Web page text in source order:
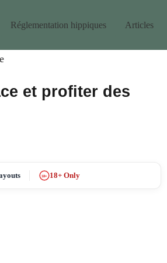
Réglementation hippiques Articles
et profiter des
18+ 18+ Only